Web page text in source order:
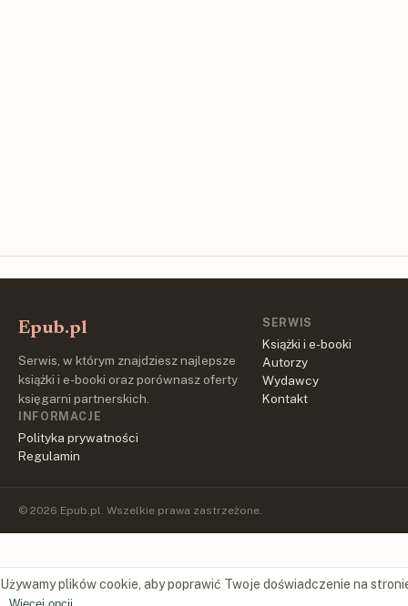
Epub.pl
Serwis, w którym znajdziesz najlepsze
książki i e-booki oraz porównasz oferty
księgarni partnerskich.
SERWIS
Książki i e-booki
Autorzy
Wydawcy
Kontakt
INFORMACJE
Polityka prywatności
Regulamin
© 2026 Epub.pl. Wszelkie prawa zastrzeżone.
Używamy plików cookie, aby poprawić Twoje doświadczenie na